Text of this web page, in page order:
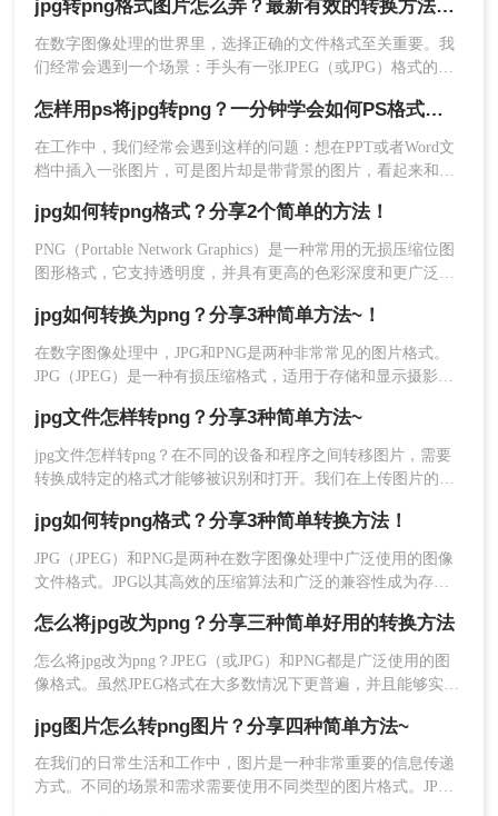
4、点击开始转换。
要转换，则继续添加，重复上述的步骤即可。
三、命令行工具
对于需要频繁转换文件或希望自动化处理的用户来
说，命令行工具是一个不错的选择。ImageMagick
是一个功能强大的命令行工具，适用于多种操作系
操作如下：
1、ImageMagick：安装ImageMagick后，可以使用
以下命令将单个JPG文件转换为PNG：convert
2、若需批量转换，可以使用循环结构：for file in
用什么工具呢？本文将为您介绍几种可靠的工具和方法，帮助
您轻松实现这一转换。
jpg转png格式图片怎么弄？最新有效的转换方法终极指南！
在数字图像处理的世界里，选择正确的文件格式至关重要。我
们经常会遇到一个场景：手头有一张JPEG（或JPG）格式的图
必须将其转换为PNG格式。虽然听起来简单，但不同的转换方
法在便捷性、质量和控制力上差异巨大。那么jpg转png格式图
片怎么弄呢？
怎样用ps将jpg转png？一分钟学会如何PS格式转换！
在工作中，我们经常会遇到这样的问题：想在PPT或者Word文
档中插入一张图片，可是图片却是带背景的图片，看起来和制
果更加美观，就需要把图片变成透明图，也就是把jpg的格式转
变成png的格式。那么，在PS中怎么把图片jpg的格式转变成png
的格式呢？下面一起看看吧。
jpg如何转png格式？分享2个简单的方法！
PNG（Portable Network Graphics）是一种常用的无损压缩位图
图形格式，它支持透明度，并具有更高的色彩深度和更广泛的
格式，那么jpg如何转png格式呢？以下是将JPG转换为PNG的详
细步骤与指南。
jpg如何转换为png？分享3种简单方法~！
在数字图像处理中，JPG和PNG是两种非常常见的图片格式。
JPG（JPEG）是一种有损压缩格式，适用于存储和显示摄影图
和图标设计。有时，您可能需要将JPG图片转换为PNG格式，
以满足特定的需求。那么jpg如何转换为png呢？下面，我们将
介绍几种简单的方法来实现JPG到PNG的转换。
jpg文件怎样转png？分享3种简单方法~
jpg文件怎样转png？在不同的设备和程序之间转移图片，需要
转换成特定的格式才能够被识别和打开。我们在上传图片的时
果网站要求上传图片的格式为png，那么jpg文件怎样转png呢？
下面这个方法，大家可以好好看看。
jpg如何转png格式？分享3种简单转换方法！
JPG（JPEG）和PNG是两种在数字图像处理中广泛使用的图像
文件格式。JPG以其高效的压缩算法和广泛的兼容性成为存储
和丰富的颜色深度著称，特别适合用于需要高质量图像和透明
背景的场景。在某些情况下，我们可能需要将JPG图片转换为
PNG格式，以满足特定的设计或展示需求。那么jpg如何转png
格式呢？本文将介绍几种实现JPG到PNG转换的方法。
怎么将jpg改为png？分享三种简单好用的转换方法
怎么将jpg改为png？​JPEG（或JPG）和PNG都是广泛使用的图
像格式。虽然JPEG格式在大多数情况下更普遍，并且能够实现
的颜色深度。如果您希望将JPEG格式的图像转换为PNG格式，
可以使用以下方法：
jpg图片怎么转png图片？分享四种简单方法~
在我们的日常生活和工作中，图片是一种非常重要的信息传递
方式。不同的场景和需求需要使用不同类型的图片格式。JPG